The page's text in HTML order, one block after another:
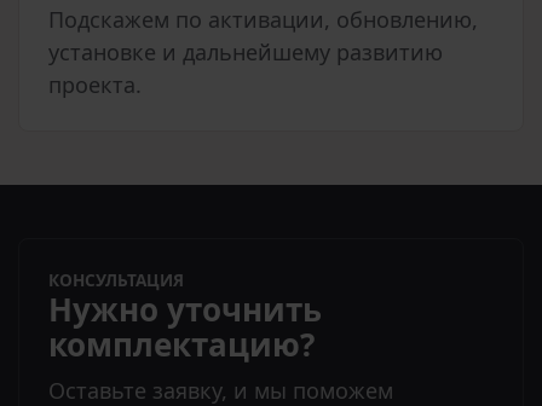
Подскажем по активации, обновлению,
установке и дальнейшему развитию
проекта.
КОНСУЛЬТАЦИЯ
Нужно уточнить
комплектацию?
Оставьте заявку, и мы поможем